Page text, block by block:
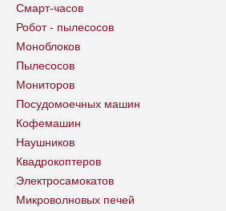
Смарт-часов
Робот - пылесосов
Моноблоков
Пылесосов
Мониторов
Посудомоечных машин
Кофемашин
Наушников
Квадрокоптеров
Электросамокатов
Микроволновых печей